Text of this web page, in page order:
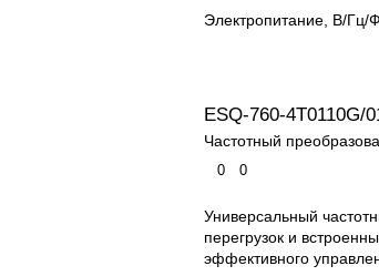
Электропитание, В/Гц/Ф
ESQ-760-4T0110G/
Частотный
0 0
Универсальный
перегрузок и
эффективного